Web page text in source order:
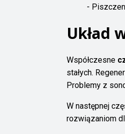
-
Układ
Współczesne
stałych.
Problemy z
W następnej
rozwiązaniom